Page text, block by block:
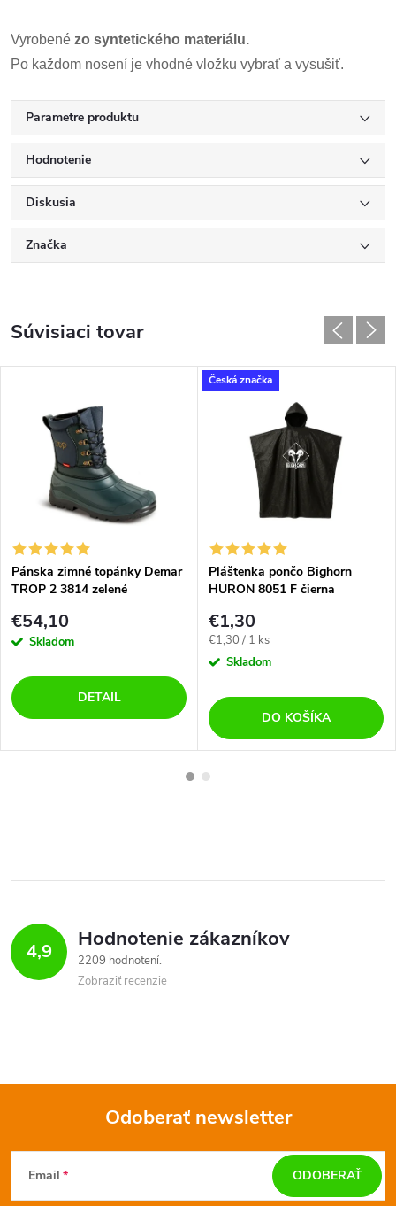
Vyrobené zo syntetického materiálu.
Po každom nosení je vhodné vložku vybrať a vysušiť.
Parametre produktu
Hodnotenie
Diskusia
Značka
Súvisiaci tovar
Pánska zimné topánky Demar
TROP 2 3814 zelené
€54,10
Skladom
DETAIL
Česká značka
Pláštenka pončo Bighorn
HURON 8051 F čierna
€1,30
Jednotková
cena:
€1,30 / 1 ks
Skladom
DO KOŠÍKA
4,9 Hodnotenie zákazníkov
2209 hodnotení
Zobraziť recenzie
Z
Odoberať newsletter
Email ODOBERAŤ